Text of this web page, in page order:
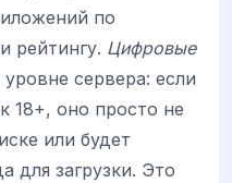
по
рейтингу. Цифровые
сервера: если
18+, оно просто не
или будет
для загрузки. Это